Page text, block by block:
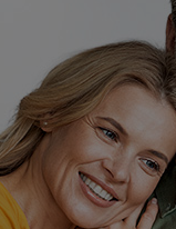
06 noviembre 2017
de